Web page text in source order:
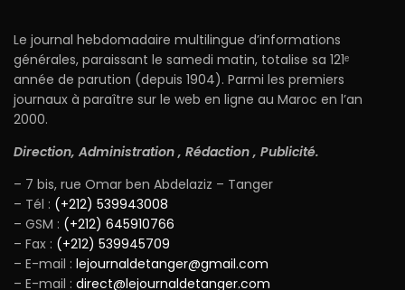
Le journal hebdomadaire multilingue d’informations
générales, paraissant le samedi matin, totalise sa 121ᵉ
année de parution (depuis 1904). Parmi les premiers
journaux à paraître sur le web en ligne au Maroc en l’an
2000.
Direction, Administration , Rédaction , Publicité.
– 7 bis, rue Omar ben Abdelaziz – Tanger
– Tél : (+212) 539943008
– GSM : (+212) 645910766
– Fax : (+212) 539945709
– E-mail : lejournaldetanger@gmail.com
– E-mail : direct@lejournaldetanger.com